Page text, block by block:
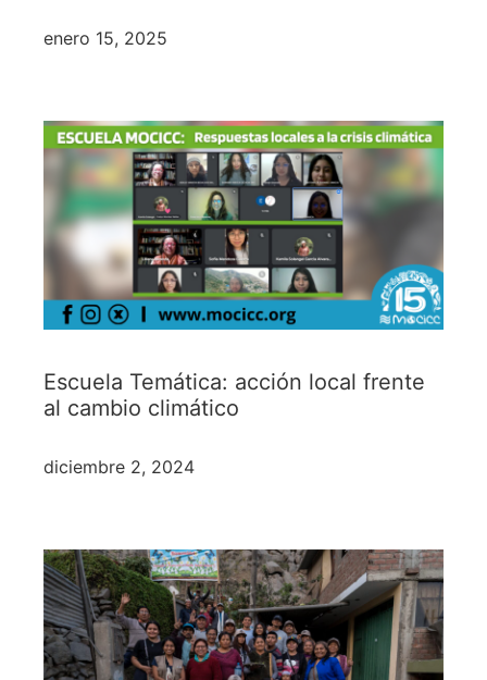
enero 15, 2025
Escuela Temática: acción local frente
al cambio climático
diciembre 2, 2024